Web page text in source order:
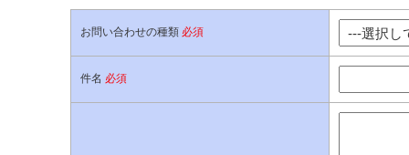
お問い合わせの種類 必須
件名 必須